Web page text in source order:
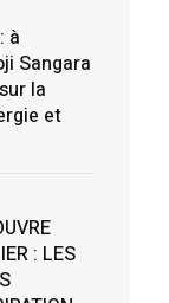
à
Sangara
la
et
: LES